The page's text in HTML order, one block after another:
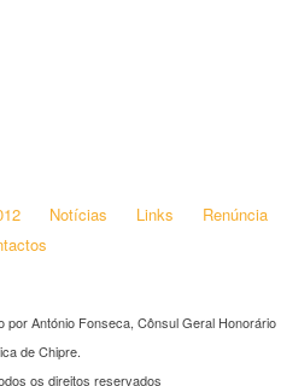
Notícias Links
Renúncia
por António Fonseca, Cônsul Geral Honorário
de Chipre.
os direitos reservados